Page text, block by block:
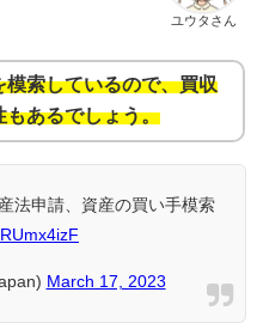
ユウタさん
模索しているので、買収
もあるでしょう。
法申請、資産の買い手模索
March 17, 2023